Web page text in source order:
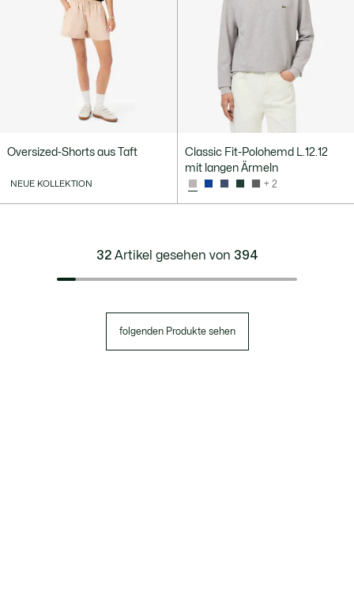
Oversized-Shorts aus Taft
NEUE KOLLEKTION
Classic Fit-Polohemd L.12.12
mit langen Ärmeln
+ 2
32Artikel gesehen von 394
folgenden Produkte sehen